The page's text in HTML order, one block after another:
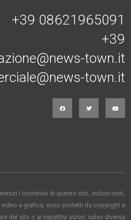
+39 08621965091
+39
town.it
town.it
I contenuti di questo sito, inclusi testi,
e grafica, sono protetti da copyright e
del sito o ai rispettivi autori, salvo diversa